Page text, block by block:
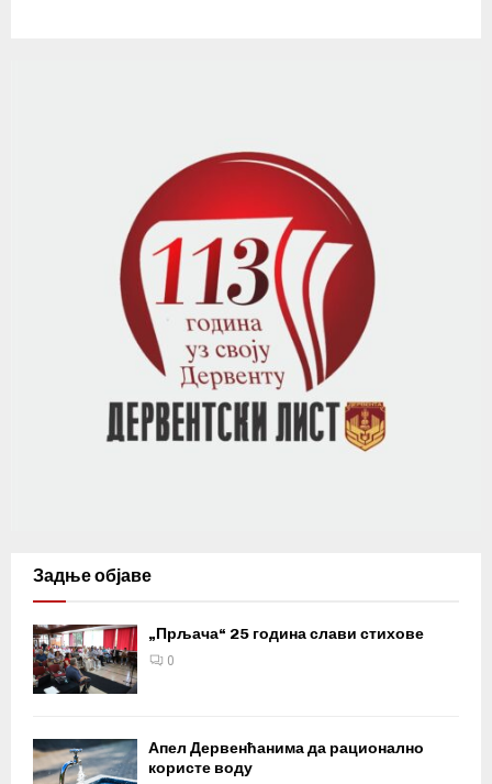
Задње објаве
„Прљача“ 25 година слави стихове
0
Апел Дервенћанима да рационално
користе воду